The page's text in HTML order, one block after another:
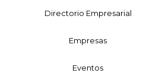
Directorio Empresarial
Empresas
Eventos